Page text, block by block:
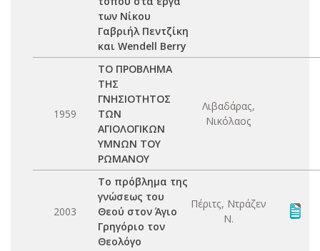
των Νίκου
Γαβριήλ Πεντζίκη
και Wendell Berry
1959
ΤΟ ΠΡΟΒΛΗΜΑ
ΤΗΣ
ΓΝΗΣΙΟΤΗΤΟΣ
ΤΩΝ
ΑΓΙΟΛΟΓΙΚΩΝ
ΥΜΝΩΝ ΤΟΥ
ΡΩΜΑΝΟΥ
Λιβαδάρας,
Νικόλαος
2003
Το πρόβλημα της
γνώσεως του
Θεού στον Άγιο
Γρηγόριο τον
Θεολόγο
Πέριτς, Ντράζεν
Ν.